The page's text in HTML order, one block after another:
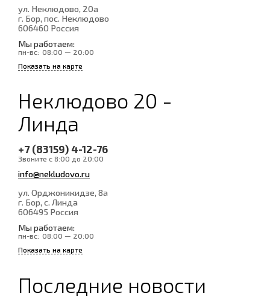
ул. Неклюдово, 20а
г. Бор, пос. Неклюдово
606460 Россия
Мы работаем:
пн-вс: 08:00 — 20:00
Показать на карте
Неклюдово 20 -
Линда
+7 (83159) 4-12-76
Звоните с 8:00 до 20:00
info@nekludovo.ru
ул. Орджоникидзе, 8а
г. Бор, с. Линда
606495 Россия
Мы работаем:
пн-вс: 08:00 — 20:00
Показать на карте
Последние новости